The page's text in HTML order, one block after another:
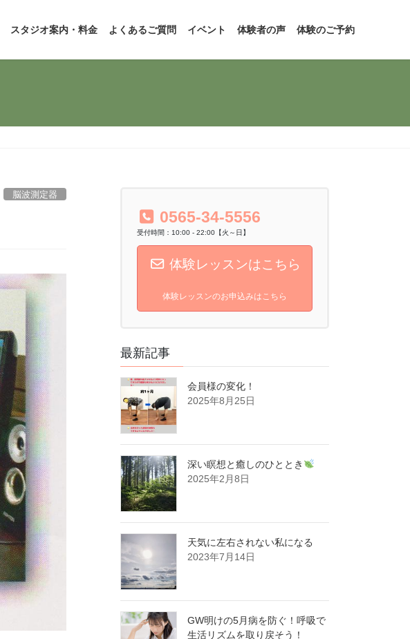
スタジオ案内・料金 よくあるご質問 イベント 体験者の声 体験のご予約
脳波測定器
0565-34-5556
受付時間：10:00 - 22:00【火～日】
体験レッスンはこちら
体験レッスンのお申込みはこちら
最新記事
会員様の変化！
2025年8月25日
深い瞑想と癒しのひととき
2025年2月8日
天気に左右されない私になる
2023年7月14日
GW明けの5月病を防ぐ！呼吸で
生活リズムを取り戻そう！